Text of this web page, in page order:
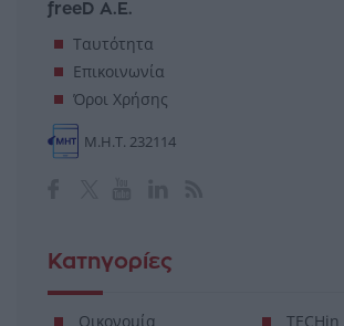
freeD Α.Ε.
Ταυτότητα
Επικοινωνία
Όροι Χρήσης
Μ.Η.Τ. 232114
Κατηγορίες
Οικονομία TECHin